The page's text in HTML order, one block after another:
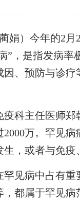
）今年的2月
”，是指发病
、预防与诊
主任医师郑
万。罕见
，或者与免
病中占有重
都属于罕见